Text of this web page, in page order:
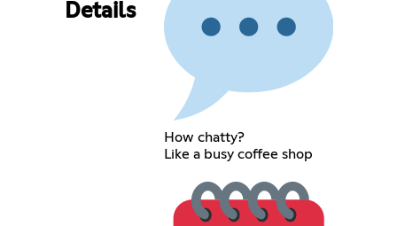
Details
How chatty?
Like a busy coffee shop